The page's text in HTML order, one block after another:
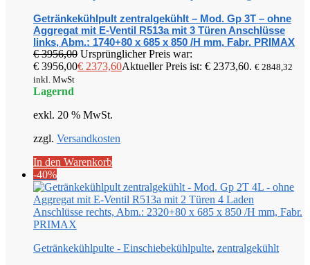
Getränkekühlpult zentralgekühlt – Mod. Gp 3T – ohne
Aggregat mit E-Ventil R513a mit 3 Türen Anschlüsse
links, Abm.: 1740+80 x 685 x 850 /H mm, Fabr. PRIMAX
€3956,00 Ursprünglicher Preis war:
€ 3956,00€ 2373,60Aktueller Preis ist: € 2373,60. € 2848,32
inkl. MwSt
Lagernd
exkl. 20 % MwSt.
zzgl. Versandkosten
In den Warenkorb
-40%
Getränkekühlpulte - Einschiebekühlpulte, zentralgekühlt